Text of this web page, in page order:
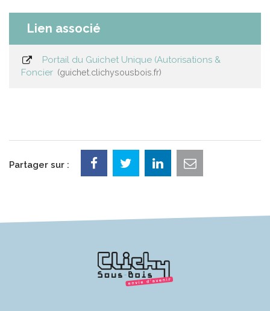
Lien associé
Portail du Guichet Unique (Autorisations &
Foncier
guichet.clichysousbois.fr
Partager sur :